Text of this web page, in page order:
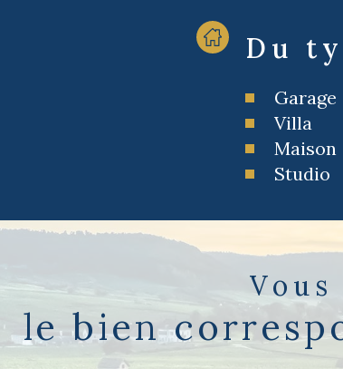
Du
Garage
Villa
Maison
Studio
le bien